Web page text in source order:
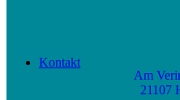
Kontakt
Am
21107